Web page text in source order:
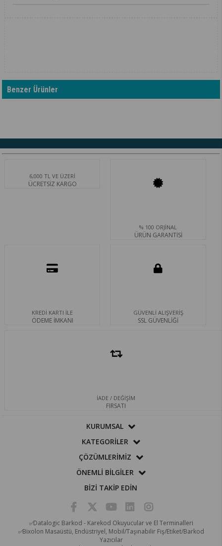
Benzer Ürünler
6,000 TL VE ÜZERİ
ÜCRETSİZ KARGO
% 100 ORJİNAL
ÜRÜN GARANTİSİ
KREDİ KARTI İLE
ÖDEME İMKANI
GÜVENLİ ALIŞVERİŞ
SSL GÜVENLİĞİ
İADE / DEĞİŞİM
FIRSATI
KURUMSAL
KATEGORİLER
ÇÖZÜMLERİMİZ
ÖNEMLİ BİLGİLER
BİZİ TAKİP EDİN
✅Datalogic Barkod - Karekod Okuyucular ve El Terminalleri
✅Bixolon Masaüstü, Endüstriyel, Mobil/Taşınabilir Fiş/Etiket/Barkod
Yazıcılar